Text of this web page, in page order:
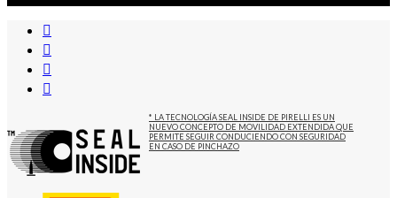
* LA TECNOLOGÍA SEAL INSIDE DE PIRELLI ES UN
NUEVO CONCEPTO DE MOVILIDAD EXTENDIDA QUE
PERMITE SEGUIR CONDUCIENDO CON SEGURIDAD
EN CASO DE PINCHAZO